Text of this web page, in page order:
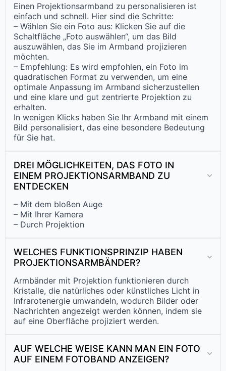
Einen Projektionsarmband zu personalisieren ist
einfach und schnell. Hier sind die Schritte:
– Wählen Sie ein Foto aus: Klicken Sie auf die
Schaltfläche „Foto auswählen“, um das Bild
auszuwählen, das Sie im Armband projizieren
möchten.
– Empfehlung: Es wird empfohlen, ein Foto im
quadratischen Format zu verwenden, um eine
optimale Anpassung im Armband sicherzustellen
und eine klare und gut zentrierte Projektion zu
erhalten.
In wenigen Klicks haben Sie Ihr Armband mit einem
Bild personalisiert, das eine besondere Bedeutung
für Sie hat.
DREI MÖGLICHKEITEN, DAS FOTO IN
EINEM PROJEKTIONSARMBAND ZU
ENTDECKEN
– Mit dem bloßen Auge
– Mit Ihrer Kamera
– Durch Projektion
WELCHES FUNKTIONSPRINZIP HABEN
PROJEKTIONSARMBÄNDER?
Armbänder mit Projektion funktionieren durch
Kristalle, die natürliches oder künstliches Licht in
Infrarotenergie umwandeln, wodurch Bilder oder
Nachrichten angezeigt werden können, indem sie
auf eine Oberfläche projiziert werden.
AUF WELCHE WEISE KANN MAN EIN FOTO
AUF EINEM FOTOBAND ANZEIGEN?